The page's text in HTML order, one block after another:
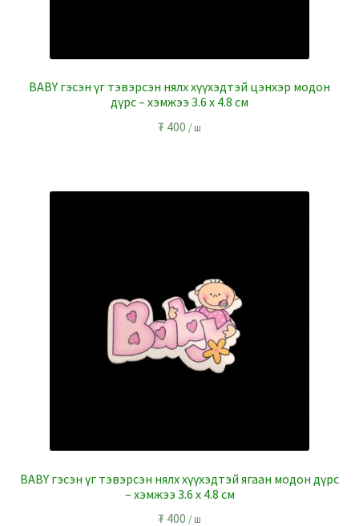
BABY гэсэн үг тэвэрсэн нялх хүүхэдтэй цэнхэр модон
дүрс – хэмжээ 3.6 x 4.8 см
₮ 400 / ш
BABY гэсэн үг тэвэрсэн нялх хүүхэдтэй ягаан модон дүрс
– хэмжээ 3.6 x 4.8 см
₮ 400 / ш